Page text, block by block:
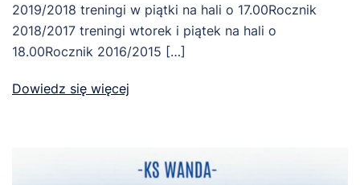
2019/2018 treningi w piątki na hali o 17.00Rocznik
2018/2017 treningi wtorek i piątek na hali o
18.00Rocznik 2016/2015 […]
Dowiedz się więcej